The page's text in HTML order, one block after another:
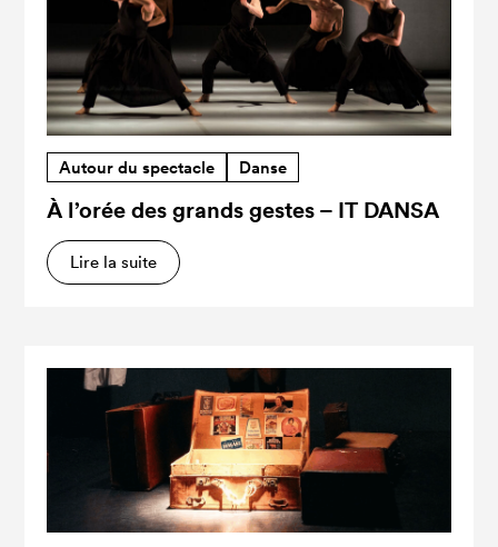
Autour du spectacle Danse
À l’orée des grands gestes – IT DANSA
Lire la suite